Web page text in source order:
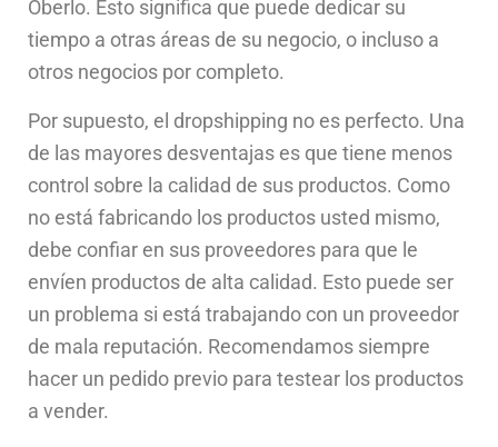
Oberlo. Esto significa que puede dedicar su
tiempo a otras áreas de su negocio, o incluso a
otros negocios por completo.
Por supuesto, el dropshipping no es perfecto. Una
de las mayores desventajas es que tiene menos
control sobre la calidad de sus productos. Como
no está fabricando los productos usted mismo,
debe confiar en sus proveedores para que le
envíen productos de alta calidad. Esto puede ser
un problema si está trabajando con un proveedor
de mala reputación. Recomendamos siempre
hacer un pedido previo para testear los productos
a vender.